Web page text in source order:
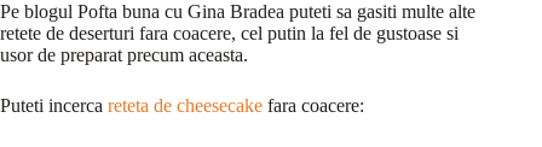
Pe blogul Pofta buna cu Gina Bradea puteti sa gasiti multe alte
retete de deserturi fara coacere, cel putin la fel de gustoase si
usor de preparat precum aceasta.
Puteti incerca reteta de cheesecake fara coacere: